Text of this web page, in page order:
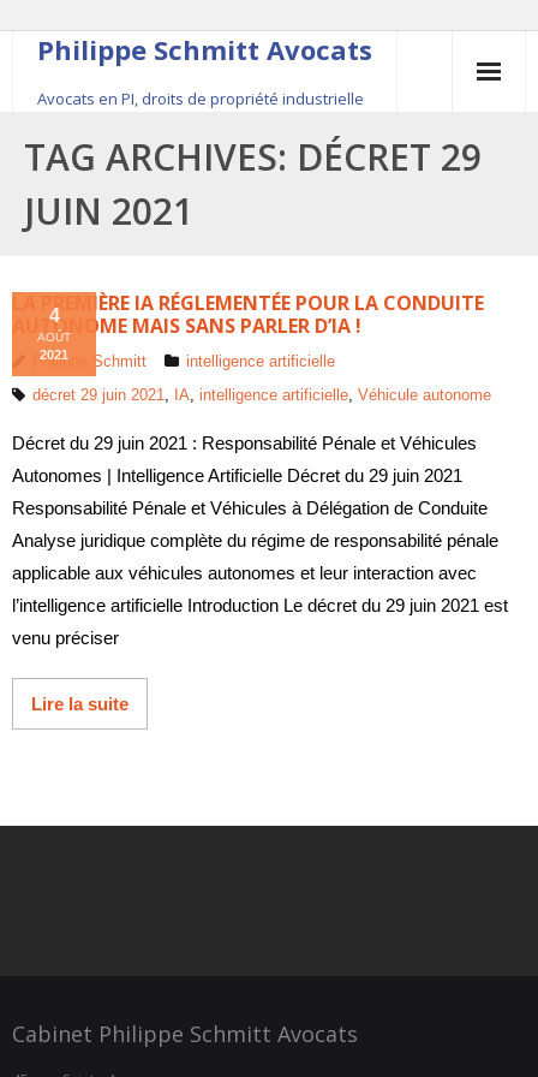
Philippe Schmitt Avocats
Avocats en PI, droits de propriété industrielle
45, rue Saint-Anne, 75001 Paris, +33 (0)1 84 16 35
54
Contact
Le fondateur
Publications
Actualité
TAG ARCHIVES: DÉCRET 29
JUIN 2021
LA PREMIÈRE IA RÉGLEMENTÉE POUR LA CONDUITE
AUTONOME MAIS SANS PARLER D’IA !
4
AOÛT
2021
Philippe Schmitt
intelligence artificielle
décret 29 juin 2021, IA, intelligence artificielle, Véhicule autonome
Décret du 29 juin 2021 : Responsabilité Pénale et Véhicules
Autonomes | Intelligence Artificielle Décret du 29 juin 2021
Responsabilité Pénale et Véhicules à Délégation de Conduite
Analyse juridique complète du régime de responsabilité pénale
applicable aux véhicules autonomes et leur interaction avec
l’intelligence artificielle Introduction Le décret du 29 juin 2021 est
venu préciser
Lire la suite
Cabinet Philippe Schmitt Avocats